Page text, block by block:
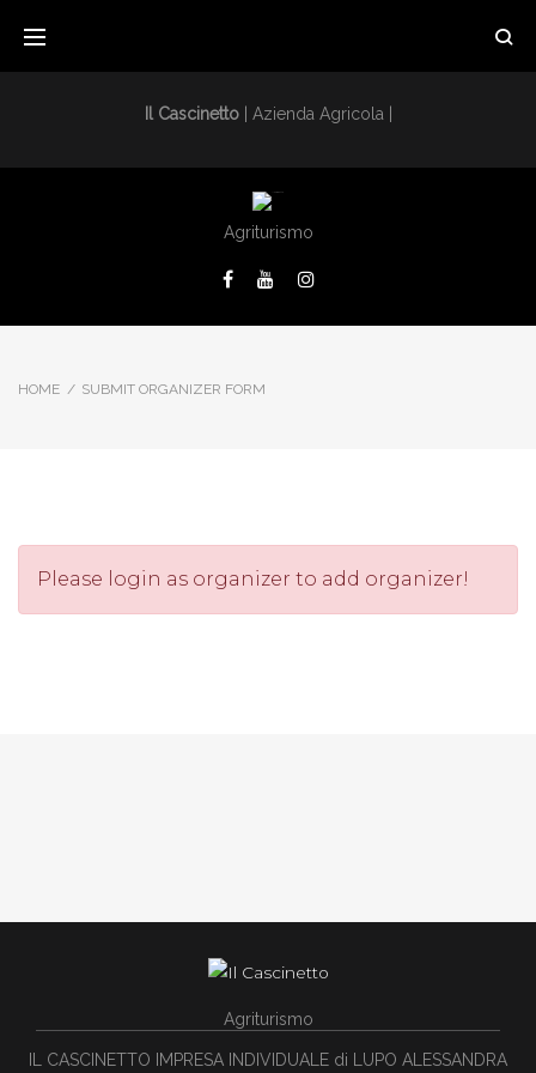
Il Cascinetto| Azienda Agricola |
Agriturismo
HOME / SUBMIT ORGANIZER FORM
Please login as organizer to add organizer!
Agriturismo
IL CASCINETTO IMPRESA INDIVIDUALE di LUPO ALESSANDRA